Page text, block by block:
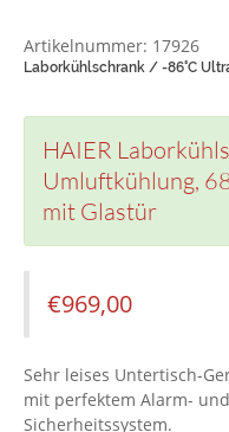
Artikelnummer: 17926
Laborkühlschrank / -86°C
HAIER
Umluftkühlung,
mit Glastür
€969,00
Sehr leises Untertisch-
mit perfektem Alarm- und
Sicherheitssystem.